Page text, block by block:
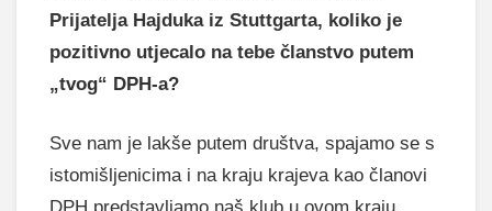
Prijatelja Hajduka iz Stuttgarta, koliko je
pozitivno utjecalo na tebe članstvo putem
„tvog“ DPH-a?
Sve nam je lakše putem društva, spajamo se s
istomišljenicima i na kraju krajeva kao članovi